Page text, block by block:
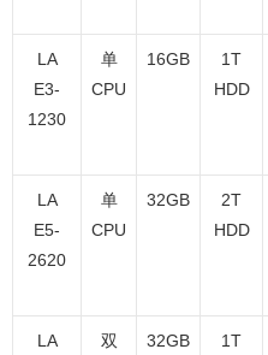
LA
E3-
1230
单
CPU
16GB
1T
HDD
LA
E5-
2620
单
CPU
32GB
2T
HDD
LA
双
32GB
1T